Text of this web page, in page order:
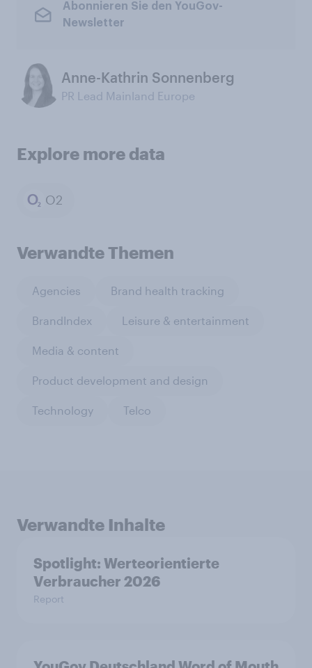
Abonnieren Sie den YouGov-
Newsletter
Anne-Kathrin Sonnenberg
PR Lead Mainland Europe
Explore more data
O2
Verwandte Themen
Agencies Brand health tracking
BrandIndex Leisure & entertainment
Media & content
Product development and design
Technology Telco
Verwandte Inhalte
Spotlight: Werteorientierte
Verbraucher 2026
Report